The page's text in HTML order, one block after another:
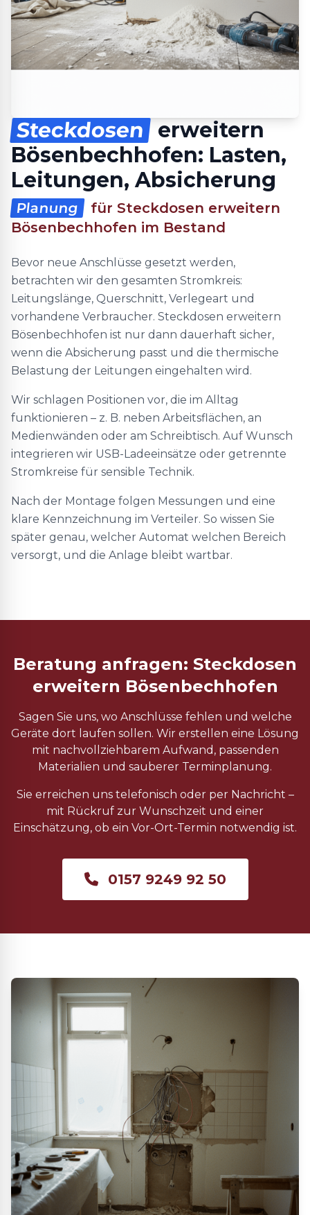
Steckdosen
erweitern
Bösenbechhofen: Lasten,
Leitungen, Absicherung
Planung
für Steckdosen erweitern
Bösenbechhofen im Bestand
Bevor neue Anschlüsse gesetzt werden,
betrachten wir den gesamten Stromkreis:
Leitungslänge, Querschnitt, Verlegeart und
vorhandene Verbraucher. Steckdosen erweitern
Bösenbechhofen ist nur dann dauerhaft sicher,
wenn die Absicherung passt und die thermische
Belastung der Leitungen eingehalten wird.
Wir schlagen Positionen vor, die im Alltag
funktionieren – z. B. neben Arbeitsflächen, an
Medienwänden oder am Schreibtisch. Auf Wunsch
integrieren wir USB-Ladeeinsätze oder getrennte
Stromkreise für sensible Technik.
Nach der Montage folgen Messungen und eine
klare Kennzeichnung im Verteiler. So wissen Sie
später genau, welcher Automat welchen Bereich
versorgt, und die Anlage bleibt wartbar.
Beratung anfragen: Steckdosen
erweitern Bösenbechhofen
Sagen Sie uns, wo Anschlüsse fehlen und welche
Geräte dort laufen sollen. Wir erstellen eine Lösung
mit nachvollziehbarem Aufwand, passenden
Materialien und sauberer Terminplanung.
Sie erreichen uns telefonisch oder per Nachricht –
mit Rückruf zur Wunschzeit und einer
Einschätzung, ob ein Vor-Ort-Termin notwendig ist.
0157 9249 92 50